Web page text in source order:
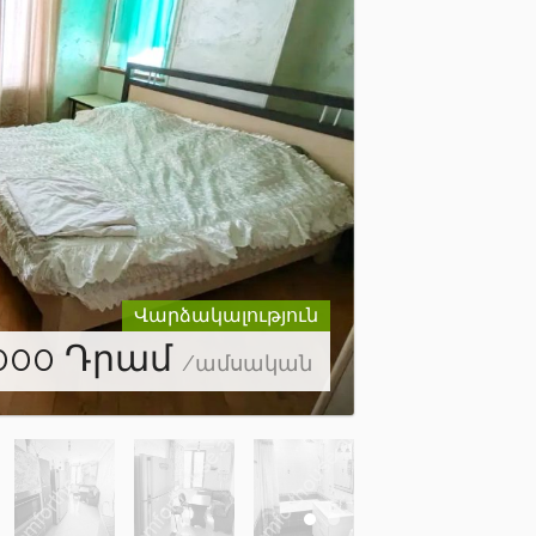
Վարձակալություն
Դրամ /ամսական